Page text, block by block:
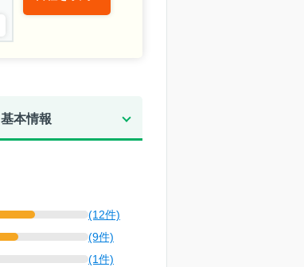
基本情報
(12件)
(9件)
(1件)